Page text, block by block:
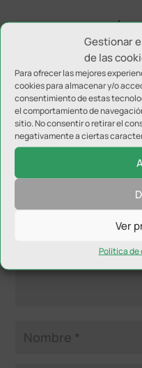
Gestionar
de las
Para ofrecer las mejores
cookies para almacenar y/o
consentimiento de estas
el comportamiento de
sitio. No consentir o retirar el
negativamente a ciertas
Ver
Política de
Antonio Peregrina
ver el partido por la web
Enviar comentario
campos obligatorios están